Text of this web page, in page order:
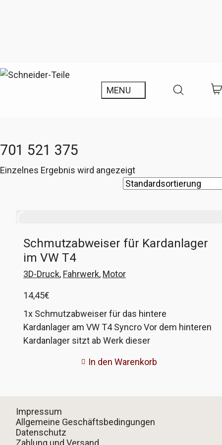
701 521 375
Einzelnes Ergebnis wird angezeigt
Schmutzabweiser für Kardanlager
im VW T4
3D-Druck, Fahrwerk, Motor
14,45€
1x Schmutzabweiser für das hintere
Kardanlager am VW T4 Syncro Vor dem hinteren
Kardanlager sitzt ab Werk dieser
Dreck zu schützen. Allerdings löst sich das
diese Abweiser im 3D-Druckverfahren nach. Aus
technischen Gründen wird der Abweiser aus 2
Teilen gefertigt und anschließend vernietet.
In den Warenkorb
Impressum
Allgemeine Geschäftsbedingungen
Datenschutz
Zahlung und Versand